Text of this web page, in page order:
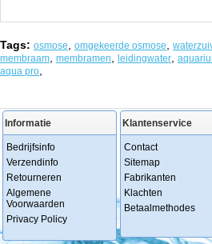
Tags: osmose omgekeerde osmose
membraam membramen leidingwater
aqua pro
Informatie
Bedrijfsinfo
Verzendinfo
Retourneren
Algemene
Voorwaarden
Privacy Policy
Klantenservice
Contact
Sitemap
Fabrikanten
Klachten
Betaalmethodes